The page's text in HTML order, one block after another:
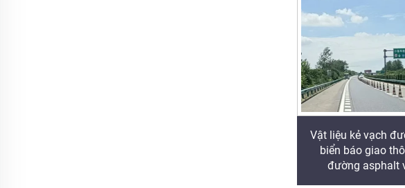
Vật liệu kẻ vạch
biển báo giao
đường asphalt